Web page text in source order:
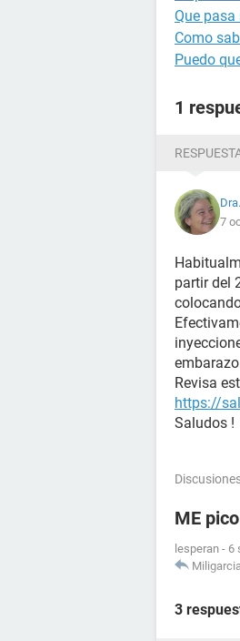
Que
Como
Puedo
1
7
partir del
Revisa
https://
Saludos !
ME
lesperan - 6
3